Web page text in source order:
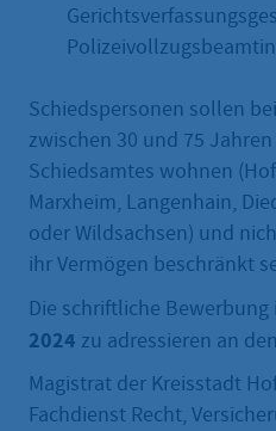
Schiedspersonen sollen
zwischen 30 und 75
Schiedsamtes wohnen
Marxheim, Langenhain,
oder Wildsachsen) und
ihr Vermögen beschränkt
Die schriftliche Bewerbung
2024 zu adressieren an den
Magistrat der Kreisstadt
Fachdienst Recht,